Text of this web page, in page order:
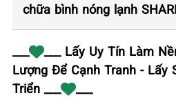
chữa bình nóng lạnh
___
___ Lấy Uy Tín Làm
Lượng Để Cạnh Tranh - Lấy
Triển ___
___